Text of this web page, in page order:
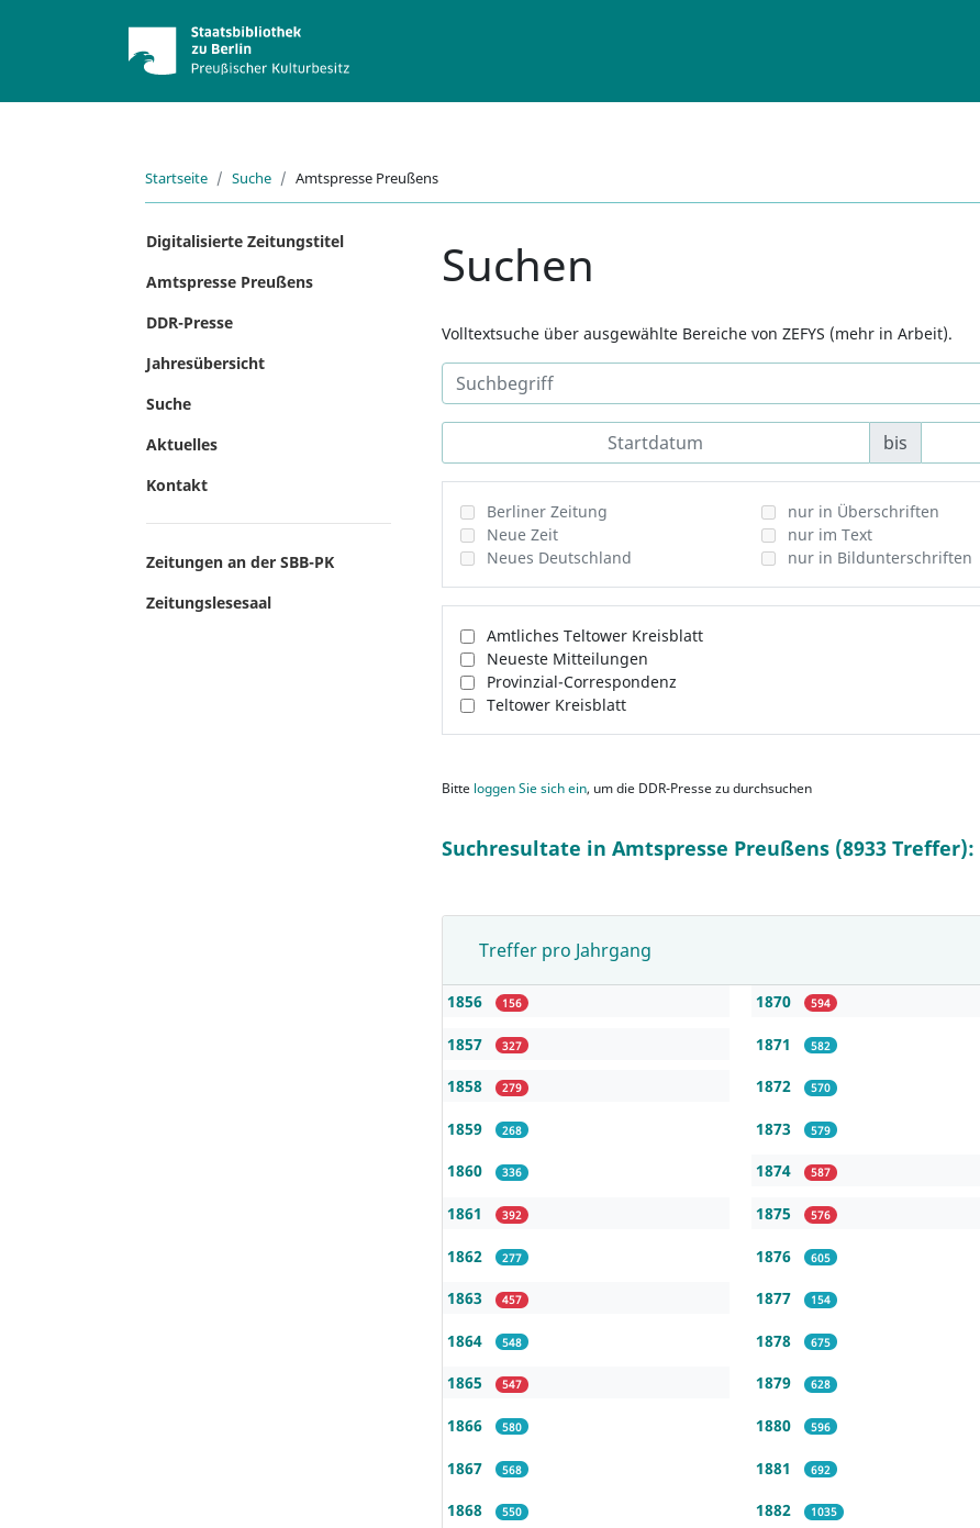
Startseite Suche Amtspresse Preußens
Digitalisierte Zeitungstitel
Amtspresse Preußens
DDR-Presse
Jahresübersicht
Suche
Aktuelles
Kontakt
Zeitungen an der SBB-PK
Zeitungslesesaal
Suchen
Volltextsuche über ausgewählte Bereiche von ZEFYS (mehr in Arbeit).
bis
Berliner Zeitung
Neue Zeit
Neues Deutschland
nur in Überschriften
nur im Text
nur in Bildunterschriften
Amtliches Teltower Kreisblatt
Neueste Mitteilungen
Provinzial-Correspondenz
Teltower Kreisblatt
Bitte loggen Sie sich ein, um die DDR-Presse zu durchsuchen
Suchresultate in Amtspresse Preußens (8933 Treffer):
Treffer pro Jahrgang
1856 156
1857 327
1858 279
1859 268
1860 336
1861 392
1862 277
1863 457
1864 548
1865 547
1866 580
1867 568
1868 550
1870 594
1871 582
1872 570
1873 579
1874 587
1875 576
1876 605
1877 154
1878 675
1879 628
1880 596
1881 692
1882 1035